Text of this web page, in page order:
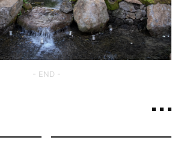
- END -